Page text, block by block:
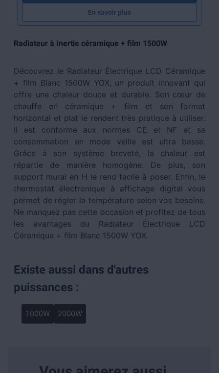
En savoir plus
Radiateur à Inertie céramique + film 1500W
Découvrez le Radiateur Électrique LCD Céramique
+ film Blanc 1500W YOX, un produit innovant qui
offre une chaleur douce et durable. Son cœur de
chauffe en céramique + film et son format
horizontal et plat le rendent très pratique à utiliser.
Il est conforme aux normes CE et NF et sa
consommation en mode veille est ultra basse.
Grâce à son système breveté, la chaleur est
répartie de manière homogène. De plus, son
support mural en H le rend facile à poser. Enfin, le
thermostat électronique à affichage digital vous
permet de régler la température selon vos besoins.
Ne manquez pas cette occasion et profitez de tous
les avantages du Radiateur Électrique LCD
Céramique + film Blanc 1500W YOX.
Existe aussi dans d'autres
puissances :
1000W 2000W